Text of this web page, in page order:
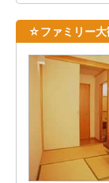
☆ファミリー